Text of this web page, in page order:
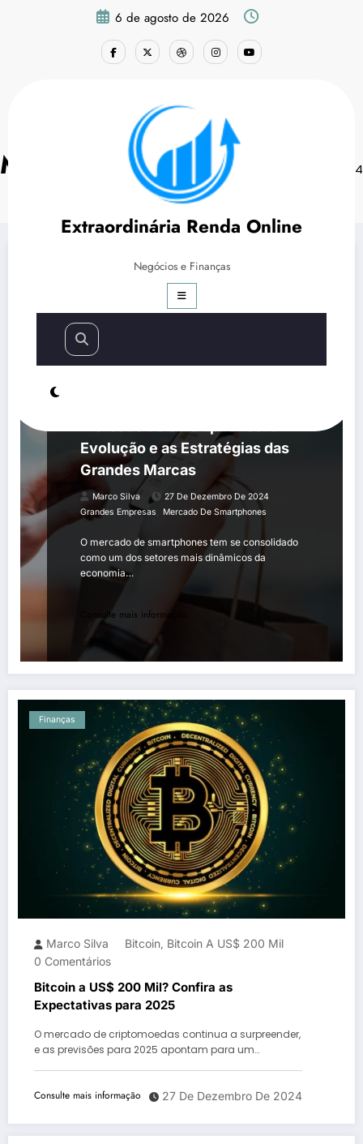
6 de agosto de 2026
Extraordinária Renda Online
Negócios e Finanças
Month: 2024 2024
Evolução e as Estratégias das
Grandes Marcas
Marco Silva
27 De Dezembro De 2024
Grandes Empresas, Mercado De Smartphones
O mercado de smartphones tem se consolidado
como um dos setores mais dinâmicos da
economia…
Consulte mais informação
Finanças
Marco Silva Bitcoin, Bitcoin A US$ 200 Mil
0 Comentários
Bitcoin a US$ 200 Mil? Confira as
Expectativas para 2025
O mercado de criptomoedas continua a surpreender,
e as previsões para 2025 apontam para um…
Consulte mais informação 27 De Dezembro De 2024